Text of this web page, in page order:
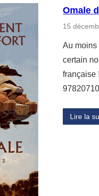
Omale
15
Au moins
certain
française
Lire la